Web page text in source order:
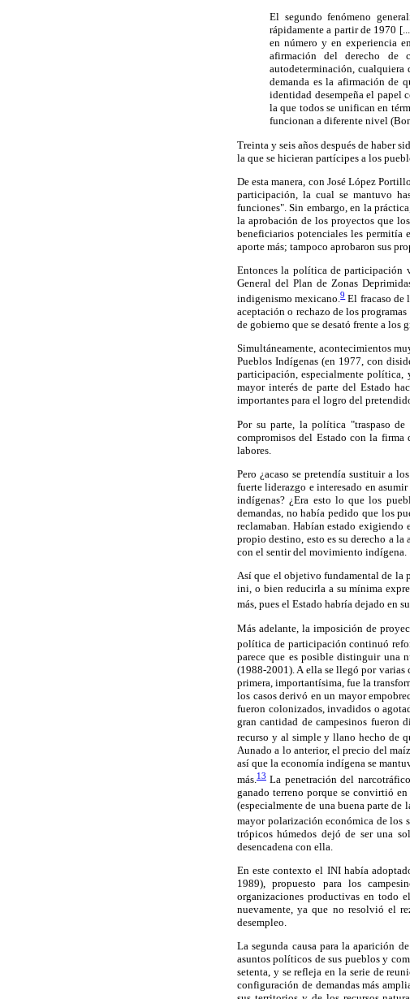
El segundo fenómeno
rápidamente a partir de 1970
en número y en experiencia
afirmación del derecho de
autodeterminación, cualquiera
demanda es la afirmación de
identidad desempeña el papel
la que todos se unifican en
funcionan a diferente nivel
Treinta y seis años después de haber
la que se hicieran partícipes a los
De esta manera, con José López
participación, la cual se mantuvo
funciones". Sin embargo, en la
la aprobación de los proyectos que
beneficiarios potenciales les permitía
aporte más; tampoco aprobaron sus
Entonces la política de participación
General del Plan de Zonas
indigenismo mexicano.9El fracaso de
aceptación o rechazo de los
de gobierno que se desató frente a los
Simultáneamente, acontecimientos
Pueblos Indígenas (en 1977, con
participación, especialmente política,
mayor interés de parte del Estado
importantes para el logro del
Por su parte, la política "traspaso
compromisos del Estado con la firma
labores.
Pero ¿acaso se pretendía sustituir a
fuerte liderazgo e interesado en
indígenas? ¿Era esto lo que los
demandas, no había pedido que los
reclamaban. Habían estado
propio destino, esto es su derecho a
con el sentir del movimiento indígena.
Así que el objetivo fundamental de la
ini, o bien reducirla a su mínima
más, pues el Estado habría dejado en
Más adelante, la imposición de
política de participación continuó
parece que es posible distinguir una
(1988-2001). A ella se llegó por
primera, importantísima, fue la
los casos derivó en un mayor
fueron colonizados, invadidos o
gran cantidad de campesinos fueron
recurso y al simple y llano hecho de
Aunado a lo anterior, el precio del
así que la economía indígena se
más. 13 La penetración del
ganado terreno porque se convirtió
(especialmente de una buena parte
mayor polarización económica de los
trópicos húmedos dejó de ser una
desencadena con ella.
En este contexto el INI había
1989), propuesto para los
organizaciones productivas en todo
nuevamente, ya que no resolvió el
desempleo.
La segunda causa para la aparición
asuntos políticos de sus pueblos y
setenta, y se refleja en la serie de
configuración de demandas más